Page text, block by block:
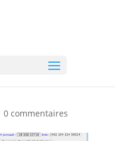
0 commentaires